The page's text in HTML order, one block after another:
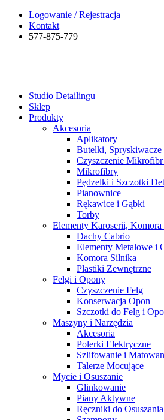
Logowanie / Rejestracja
Kontakt
577-875-779
Studio Detailingu
Sklep
Produkty
Akcesoria
Aplikatory
Butelki, Spryskiwacze
Czyszczenie
Mikrofibry
Pędzelki i Szczotki
Pianownice
Rękawice i Gąbki
Torby
Elementy Karoserii, Komora
Dachy Cabrio
Elementy Metalowe i
Komora Silnika
Plastiki Zewnętrzne
Felgi i Opony
Czyszczenie Felg
Konserwacja Opon
Szczotki do Felg i
Maszyny i Narzędzia
Akcesoria
Polerki Elektryczne
Szlifowanie i
Talerze Mocujące
Mycie i Osuszanie
Glinkowanie
Piany Aktywne
Ręczniki do Osuszania